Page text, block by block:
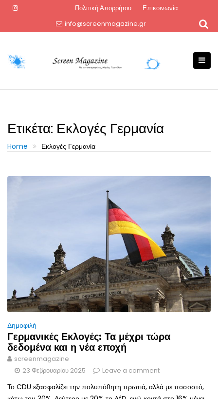
Πολιτική Απορρήτου
Επικοινωνία
info@screenmagazine.gr
Ετικέτα: Εκλογές Γερμανία
Home Εκλογές Γερμανία
Δημοφιλή
Γερμανικές Εκλογές: Τα μέχρι τώρα
δεδομένα και η νέα εποχή
screenmagazine
23 Φεβρουαρίου 2025
Leave a comment
Το CDU εξασφαλίζει την πολυπόθητη πρωτιά, αλλά με ποσοστό,